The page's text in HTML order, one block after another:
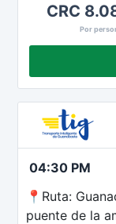
CRC
Por
04:30 PM
📍Ruta:
puente de la